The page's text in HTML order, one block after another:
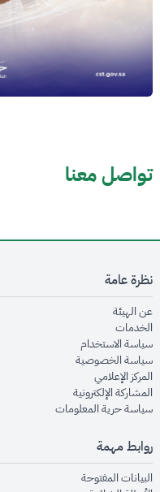
تواصل معنا
نظرة عامة
عن الهيئةopens in new window
الخدماتopens in new window
سياسة الاستخدام
سياسة الخصوصيةin new window
المركز الإعلاميin new window
المشاركة الإلكترونيةin new window
سياسة حرية المعلوماتwindow
روابط مهمة
البيانات المفتوحةin new window